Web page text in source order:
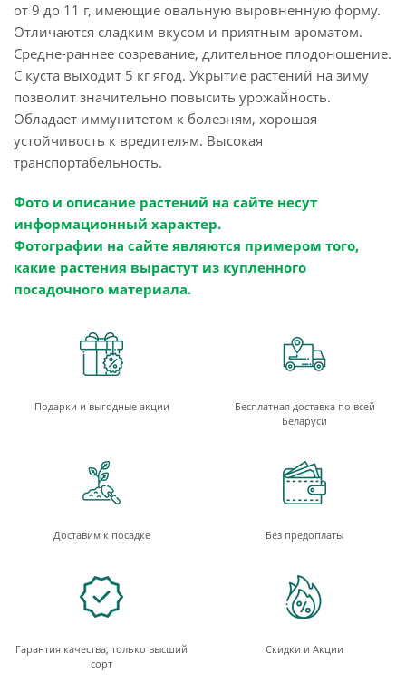
от 9 до 11 г, имеющие овальную выровненную форму.
Отличаются сладким вкусом и приятным ароматом.
Средне-раннее созревание, длительное плодоношение.
С куста выходит 5 кг ягод. Укрытие растений на зиму
позволит значительно повысить урожайность.
Обладает иммунитетом к болезням, хорошая
устойчивость к вредителям. Высокая
транспортабельность.
Фото и описание растений на сайте несут
информационный характер.
Фотографии на сайте являются примером того,
какие растения вырастут из купленного
посадочного материала.
Подарки и выгодные акции
Бесплатная доставка по всей
Беларуси
Доставим к посадке Без предоплаты
Гарантия качества, только высший
сорт
Скидки и Акции